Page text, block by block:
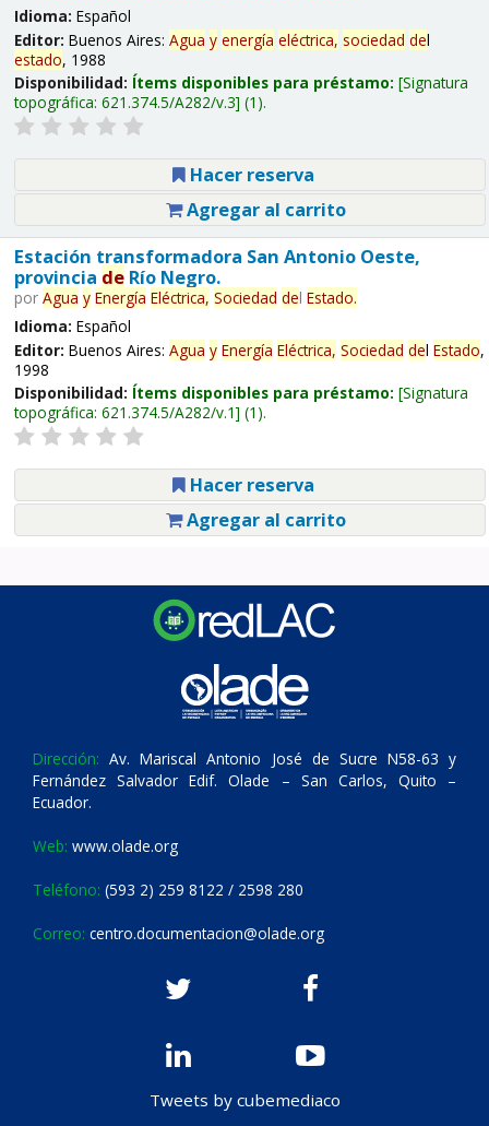
Idioma: Español
Editor: Buenos Aires: Agua y energía eléctrica, sociedad del
estado, 1988
Disponibilidad: Ítems disponibles para préstamo: Signatura
topográfica: 621.374.5/A282/v.3 (1).
Hacer reserva
Agregar al carrito
Estación transformadora San Antonio Oeste,
provincia deRío Negro.
por Agua y Energía Eléctrica, Sociedad del Estado.
Idioma: Español
Editor: Buenos Aires: Agua y Energía Eléctrica, Sociedad del Estado,
1998
Disponibilidad: Ítems disponibles para préstamo: Signatura
topográfica: 621.374.5/A282/v.1 (1).
Hacer reserva
Agregar al carrito
Dirección: Av. Mariscal Antonio José de Sucre N58-63 y
Fernández Salvador Edif. Olade – San Carlos, Quito –
Ecuador.
Web: www.olade.org
Teléfono: (593 2) 259 8122 / 2598 280
Correo: centro.documentacion@olade.org
Tweets by cubemediaco